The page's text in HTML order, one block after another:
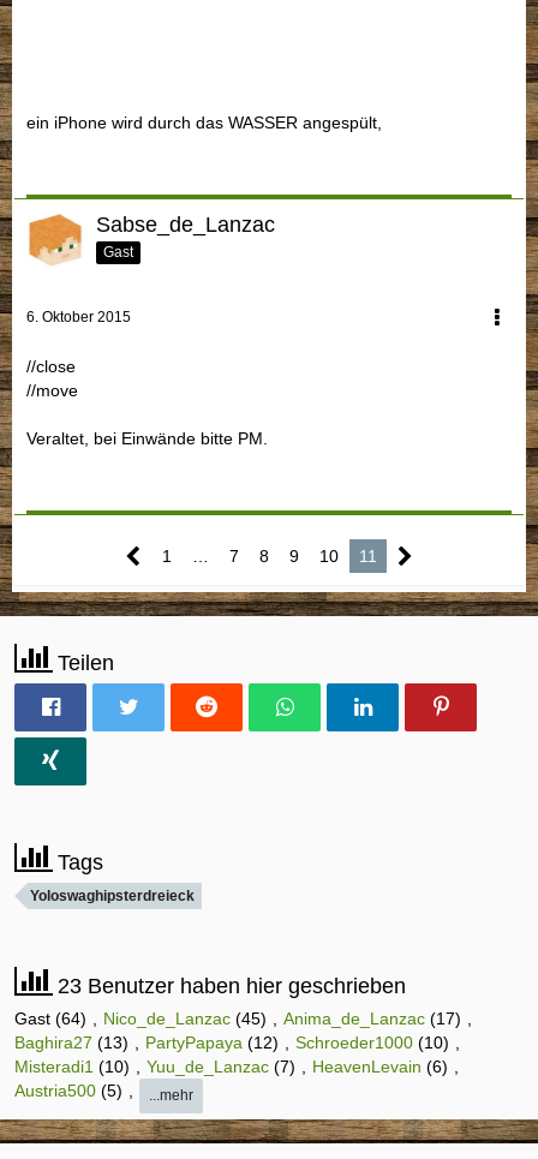
ein iPhone wird durch das WASSER angespült,
Sabse_de_Lanzac
Gast
6. Oktober 2015
//close
//move
Veraltet, bei Einwände bitte PM.
1 … 7 8 9 10 11
Teilen
Tags
Yoloswaghipsterdreieck
23 Benutzer haben hier geschrieben
Gast (64) Nico_de_Lanzac (45) Anima_de_Lanzac (17)
Baghira27 (13) PartyPapaya (12) Schroeder1000 (10)
Misteradi1 (10) Yuu_de_Lanzac (7) HeavenLevain (6)
Austria500 (5) ...mehr